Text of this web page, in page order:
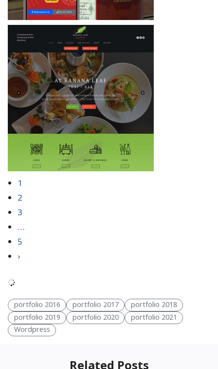
1
2
3
…
5
›
portfolio 2016 portfolio 2017
portfolio 2018
portfolio 2019
portfolio 2020
portfolio 2021
Wordpress